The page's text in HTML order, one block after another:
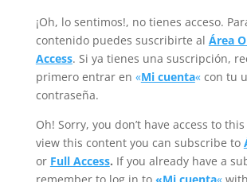
¡Oh, lo sentimos!, no tienes acceso.
contenido puedes suscribirte al Área
Access. Si ya tienes una suscripción,
primero entrar en «Mi cuenta«con tu
contraseña.
Oh! Sorry, you don’t have access to
view this content you can subscribe to
or Full Access. If you already have a